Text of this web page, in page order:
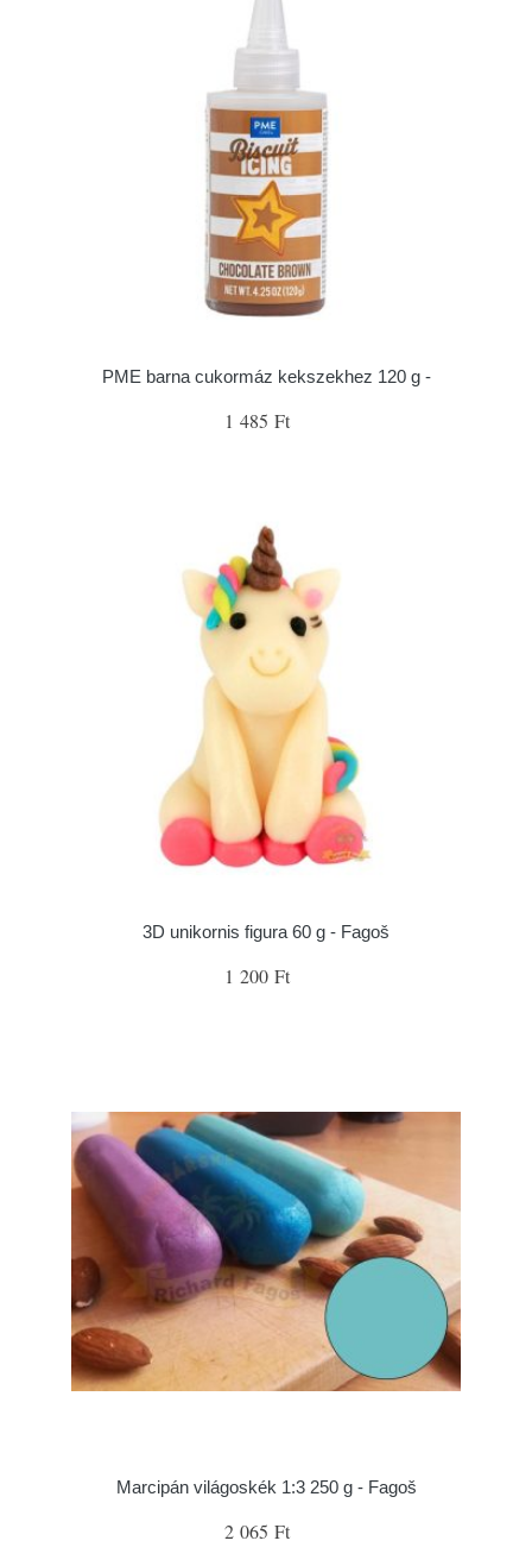
PME barna cukormáz kekszekhez 120 g -
1 485 Ft
3D unikornis figura 60 g - Fagoš
1 200 Ft
Marcipán világoskék 1:3 250 g - Fagoš
2 065 Ft